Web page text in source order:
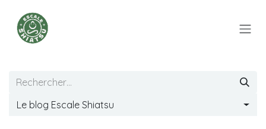
Le blog Escale Shiatsu